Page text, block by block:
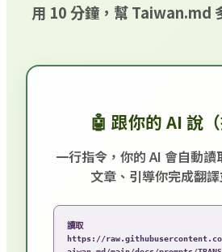
用 10 分鐘，幫 Taiwan.md
🤖 跟你的 AI 說（
一行指令，你的 AI 會自動讀
文章、引導你完成翻譯
讀取
https://